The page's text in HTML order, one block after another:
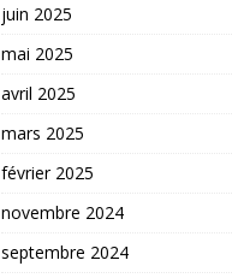
juin 2025
mai 2025
avril 2025
mars 2025
février 2025
novembre 2024
septembre 2024